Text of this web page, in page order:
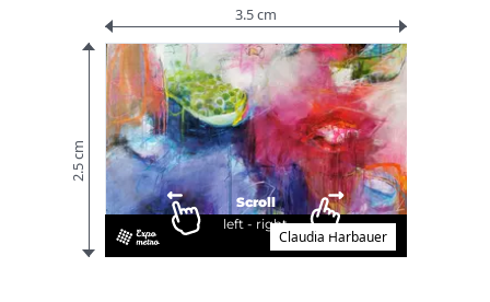
2.5 cm
3.5 cm
Claudia Harbauer
Scroll
left - right